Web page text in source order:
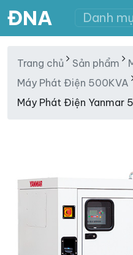
ĐNA Danh
Trang chủ Sản phẩm
Máy Phát Điện 500KVA
Máy Phát Điện Yanmar